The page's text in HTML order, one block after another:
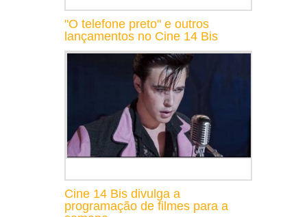
"O telefone preto" e outros
lançamentos no Cine 14 Bis
Cine 14 Bis divulga a
programação de filmes para a